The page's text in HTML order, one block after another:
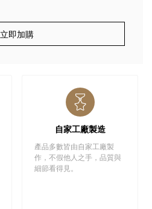
立即加購
自家工廠製造
產品多數皆由自家工廠製
作，不假他人之手，品質與
細節看得見。